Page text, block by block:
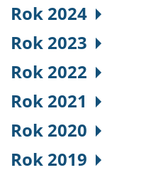
Rok 2024
Rok 2023
Rok 2022
Rok 2021
Rok 2020
Rok 2019